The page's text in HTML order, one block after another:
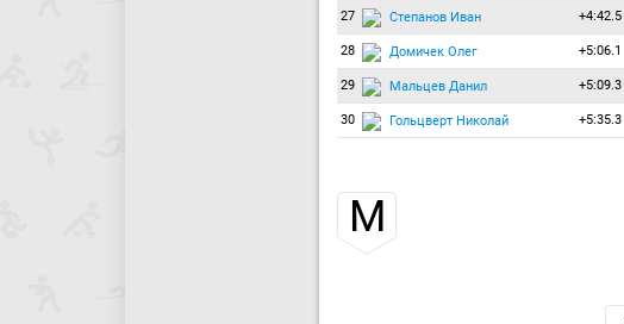
27 Степанов Иван +4:42.5
28 Домичек Олег +5:06.1
29 Мальцев Данил +5:09.3
30 Гольцверт Николай +5:35.3
М